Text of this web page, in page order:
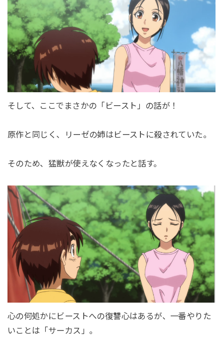
そして、ここでまさかの「ビースト」の話が！
原作と同じく、リーゼの姉はビーストに殺されていた。
そのため、猛獣が使えなくなったと話す。
心の何処かにビーストへの復讐心はあるが、一番やりた
いことは「サーカス」。